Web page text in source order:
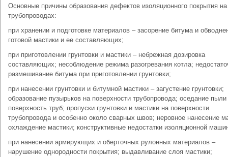
Основные причины образования дефектов изоляционного покрытия на
трубопроводах:
при хранении и подготовке материалов – засорение битума и
готовой мастики и ее составляющих;
при приготовлении грунтовки и мастики – небрежная дозировка
составляющих; несоблюдение режима разогревания котла;
размешивание битума при приготовлении грунтовки;
при нанесении грунтовки и битумной мастики – загустение грунтовки;
образование пузырьков на поверхности трубопровода; оседание пыли
поверхность труб; пропуски грунтовки и мастики на поверхности
трубопровода и особенно около сварных швов; неровное нанесение
охлаждение мастики; конструктивные недостатки изоляционной
при нанесении армирующих и оберточных рулонных материалов –
нарушение однородности покрытия; выдавливание слоя мастики;